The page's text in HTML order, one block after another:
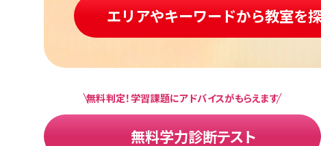
エリアやキーワードから教室を
無料判定！学習課題にアドバイスがもらえます
無料学力診断テスト